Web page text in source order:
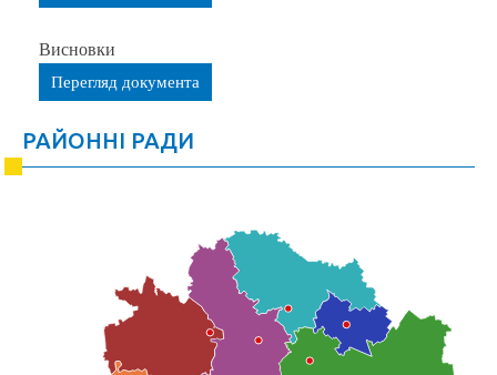
Висновки
Перегляд документа
РАЙОННІ РАДИ